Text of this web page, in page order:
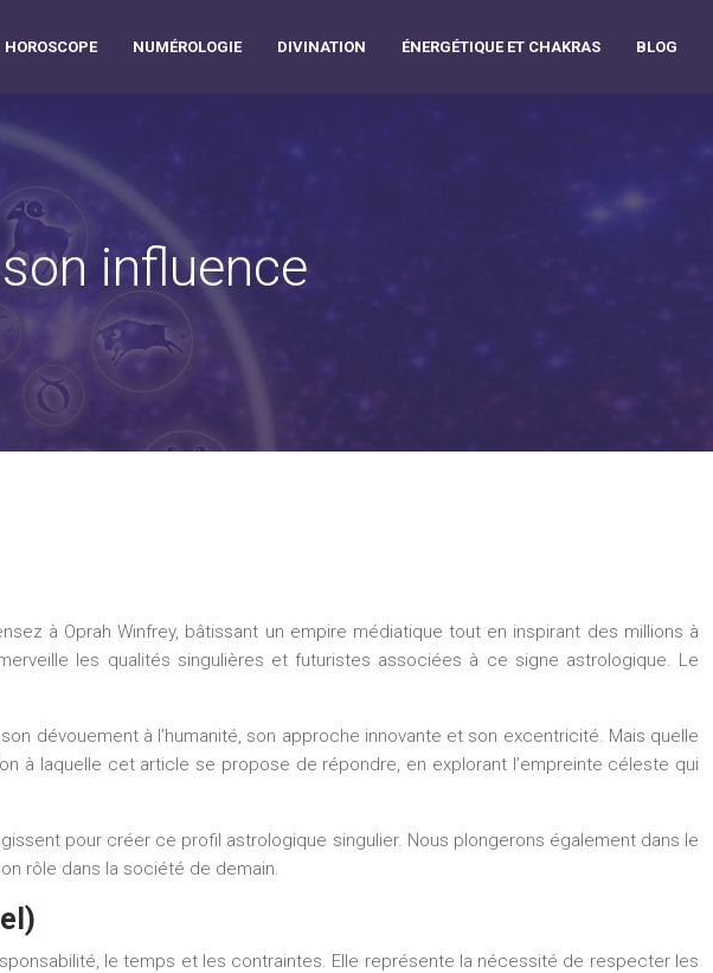
HOROSCOPE NUMÉROLOGIE DIVINATION ÉNERGÉTIQUE ET CHAKRAS BLOG
influence
à Oprah Winfrey, bâtissant un empire médiatique tout en inspirant des millions à
les qualités singulières et futuristes associées à ce signe astrologique. Le
dévouement à l’humanité, son approche innovante et son excentricité. Mais quelle
à laquelle cet article se propose de répondre, en explorant l’empreinte céleste qui
pour créer ce profil astrologique singulier. Nous plongerons également dans le
rôle dans la société de demain.
le temps et les contraintes. Elle représente la nécessité de respecter les